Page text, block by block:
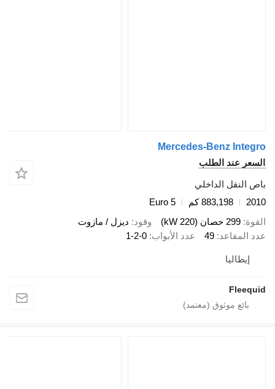
Mercedes-Benz
عند الطلب
النقل الداخلي
883,198 كم
Euro 5
299 حصان (220 kW) وقود ديزل / مازوت
المقاعد 49 عدد الأبواب 1-2-0
إيطاليا